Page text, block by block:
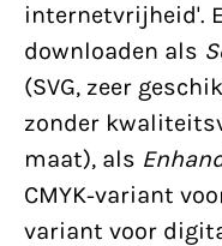
internetvrijheid'.
downloaden als
(SVG, zeer
zonder
maat), als
CMYK-variant
variant voor